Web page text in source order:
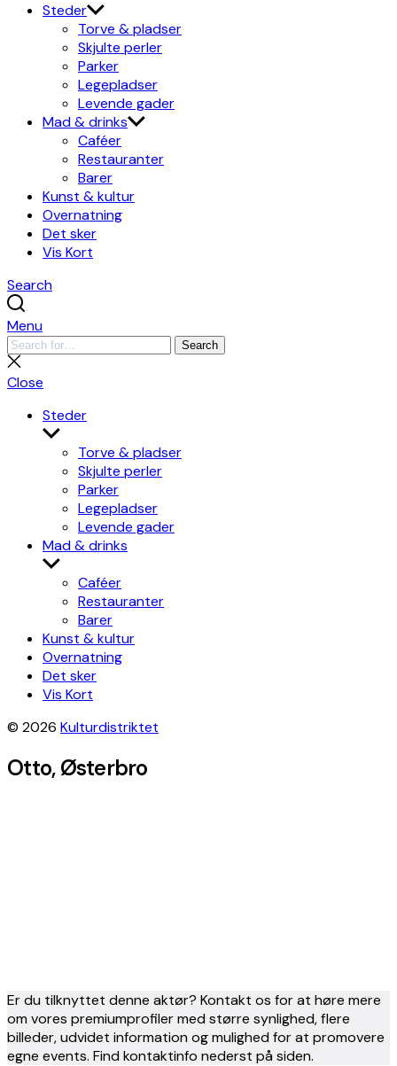
Steder
Torve & pladser
Skjulte perler
Parker
Legepladser
Levende gader
Mad & drinks
Caféer
Restauranter
Barer
Kunst & kultur
Overnatning
Det sker
Vis Kort
Search
Menu
Search
for:
Search
Close
search
Close
Steder
Show
sub
menu
Torve & pladser
Skjulte perler
Parker
Legepladser
Levende gader
Mad & drinks
Show
sub
menu
Caféer
Restauranter
Barer
Kunst & kultur
Overnatning
Det sker
Vis Kort
© 2026 Kulturdistriktet
Otto, Østerbro
Leaflet |©OpenStreetMap
Er du tilknyttet denne aktør? Kontakt os for at høre mere
om vores premiumprofiler med større synlighed, flere
billeder, udvidet information og mulighed for at promovere
egne events. Find kontaktinfo nederst på siden.